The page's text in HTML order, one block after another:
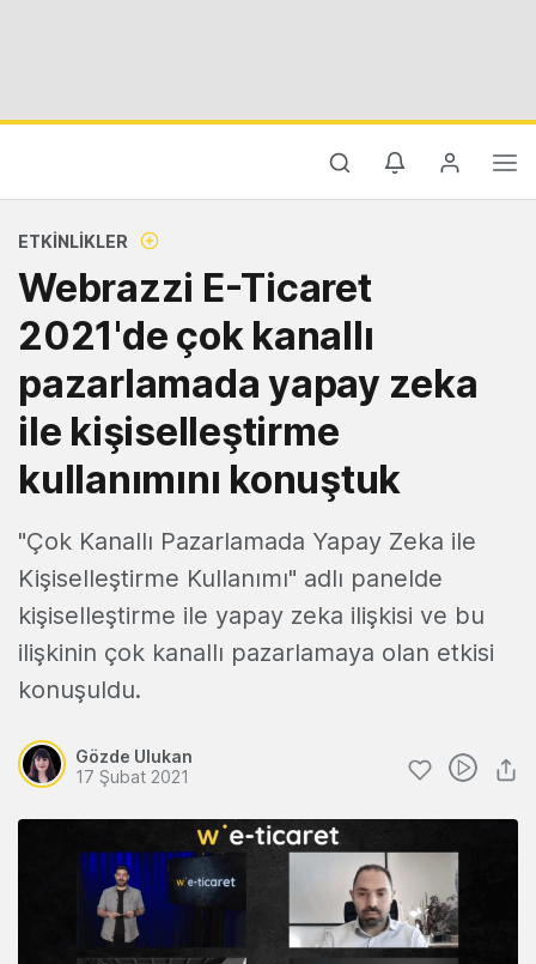
ETKINLIKLER
Webrazzi E-Ticaret
2021'de çok kanallı
pazarlamada yapay zeka
ile kişiselleştirme
kullanımını konuştuk
"Çok Kanallı Pazarlamada Yapay Zeka ile
Kişiselleştirme Kullanımı" adlı panelde
kişiselleştirme ile yapay zeka ilişkisi ve bu
ilişkinin çok kanallı pazarlamaya olan etkisi
konuşuldu.
Gözde Ulukan
17 Şubat 2021